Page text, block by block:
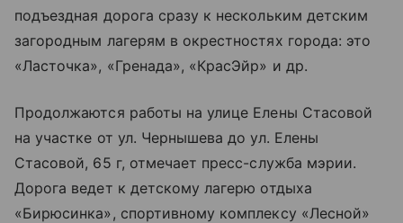
подъездная дорога сразу к нескольким детским
загородным лагерям в окрестностях города: это
«Ласточка», «Гренада», «КрасЭйр» и др.
Продолжаются работы на улице Елены Стасовой
на участке от ул. Чернышева до ул. Елены
Стасовой, 65 г, отмечает пресс-служба мэрии.
Дорога ведет к детскому лагерю отдыха
«Бирюсинка», спортивному комплексу «Лесной»